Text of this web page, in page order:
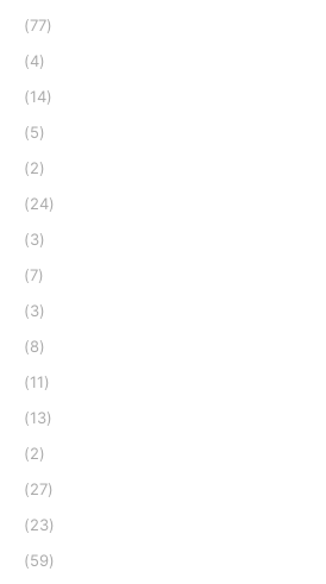
(77)
(4)
(14)
(5)
(2)
(24)
(3)
(7)
(3)
(8)
(11)
(13)
(2)
(27)
(23)
(59)